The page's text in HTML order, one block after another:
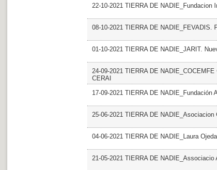
22-10-2021 TIERRA DE
08-10-2021 TIERRA DE NADIE_FEVADIS.
01-10-2021 TIERRA DE NADIE_JARIT.
24-09-2021 TIERRA DE
CERAI
17-09-2021 TIERRA DE NADIE_Fundación
25-06-2021 TIERRA DE
04-06-2021 TIERRA DE NADIE_Laura
21-05-2021 TIERRA DE NADIE_Associacio